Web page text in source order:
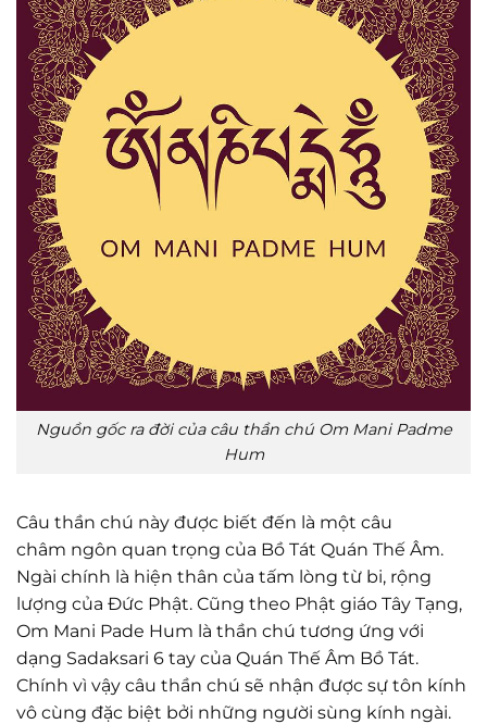
Nguồn gốc ra đời của câu thần chú Om Mani Padme
Hum
Câu thần chú này được biết đến là một câu
châm ngôn quan trọng của Bồ Tát Quán Thế Âm.
Ngài chính là hiện thân của tấm lòng từ bi, rộng
lượng của Đức Phật. Cũng theo Phật giáo Tây Tạng,
Om Mani Pade Hum là thần chú tương ứng với
dạng Sadaksari 6 tay của Quán Thế Âm Bồ Tát.
Chính vì vậy câu thần chú sẽ nhận được sự tôn kính
vô cùng đặc biệt bởi những người sùng kính ngài.